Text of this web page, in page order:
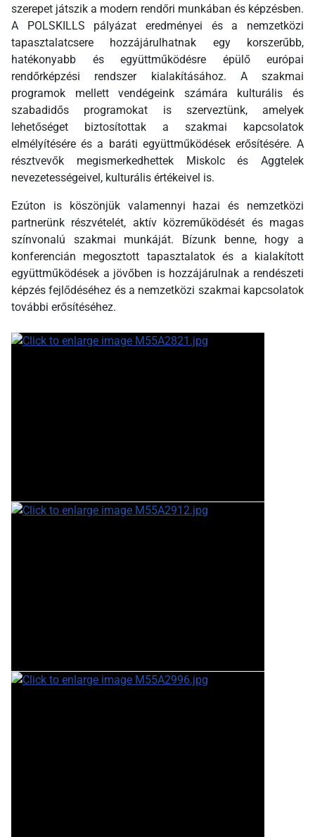
szerepet játszik a modern rendőri munkában és képzésben.
A POLSKILLS pályázat eredményei és a nemzetközi
tapasztalatcsere hozzájárulhatnak egy korszerűbb,
hatékonyabb és együttműködésre épülő európai
rendőrképzési rendszer kialakításához. A szakmai
programok mellett vendégeink számára kulturális és
szabadidős programokat is szerveztünk, amelyek
lehetőséget biztosítottak a szakmai kapcsolatok
elmélyítésére és a baráti együttműködések erősítésére. A
résztvevők megismerkedhettek Miskolc és Aggtelek
nevezetességeivel, kulturális értékeivel is.
Ezúton is köszönjük valamennyi hazai és nemzetközi
partnerünk részvételét, aktív közreműködését és magas
színvonalú szakmai munkáját. Bízunk benne, hogy a
konferencián megosztott tapasztalatok és a kialakított
együttműködések a jövőben is hozzájárulnak a rendészeti
képzés fejlődéséhez és a nemzetközi szakmai kapcsolatok
további erősítéséhez.